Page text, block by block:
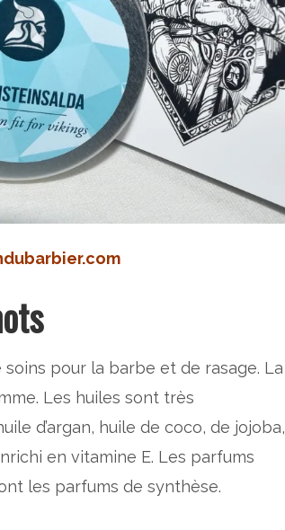
pour la barbe et de rasage. La
Les huiles sont très
d’argan, huile de coco, de jojoba,
en vitamine E. Les parfums
les parfums de synthèse.